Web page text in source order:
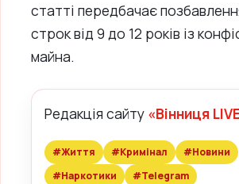
статті передбачає
строк від 9 до 12 років із
майна.
Редакція сайту «Вінниця
#Життя #Кримінал
#Новини
#Наркотики
#Telegram